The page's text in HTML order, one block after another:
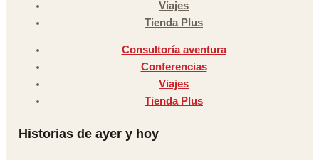
Viajes
Tienda Plus
Consultoría aventura
Conferencias
Viajes
Tienda Plus
Historias de ayer y hoy